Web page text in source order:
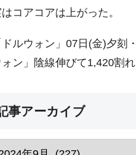
コアコアは上がった。
ドルウォン」07日(金)夕刻
ォン」陰線伸びて1,420割れ
事アーカイブ